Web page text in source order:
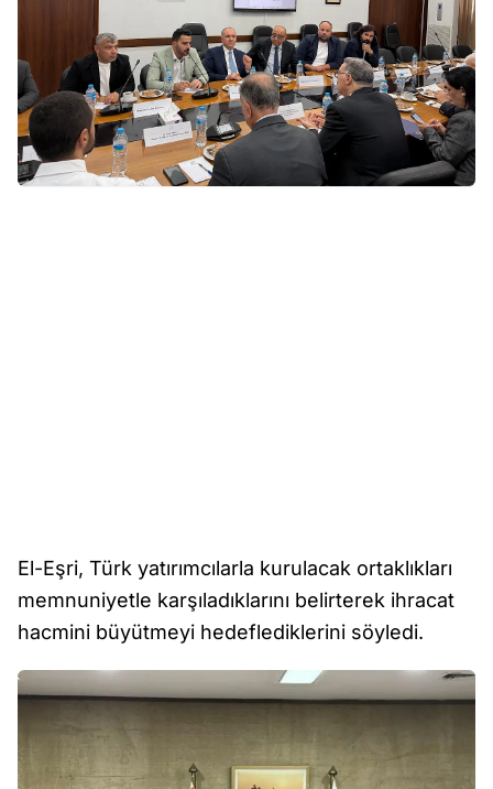
El-Eşri, Türk yatırımcılarla kurulacak ortaklıkları
memnuniyetle karşıladıklarını belirterek ihracat
hacmini büyütmeyi hedeflediklerini söyledi.